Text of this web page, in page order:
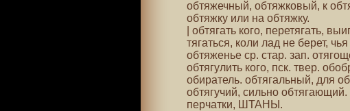
обтяжечный, обтяжковый, к
обтяжку или на обтяжку.
| обтягать кого, перетягать,
тягаться, коли лад не берет,
обтяженье ср. стар. зап.
обтягулить кого, пск. твер.
обиратель. обтягальный, для
обтягучий, сильно
перчатки, ШТАНЫ.